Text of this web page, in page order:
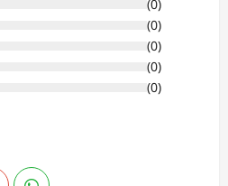
(0)
(0)
(0)
(0)
(0)